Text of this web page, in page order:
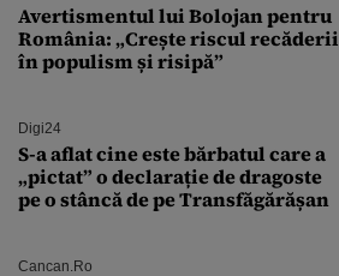
Avertismentul lui Bolojan pentru
România: „Crește riscul recăderii
în populism și risipă”
Digi24
S-a aflat cine este bărbatul care a
„pictat” o declarație de dragoste
pe o stâncă de pe Transfăgărășan
Cancan.ro